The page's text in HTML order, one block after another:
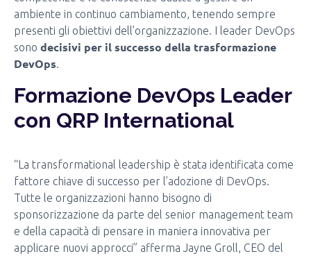
ambiente in continuo cambiamento, tenendo sempre
presenti gli obiettivi dell’organizzazione. I leader DevOps
sono decisivi per il successo della trasformazione
DevOps.
Formazione DevOps Leader
con QRP International
“La transformational leadership è stata identificata come
fattore chiave di successo per l’adozione di DevOps.
Tutte le organizzazioni hanno bisogno di
sponsorizzazione da parte del senior management team
e della capacità di pensare in maniera innovativa per
applicare nuovi approcci” afferma Jayne Groll, CEO del